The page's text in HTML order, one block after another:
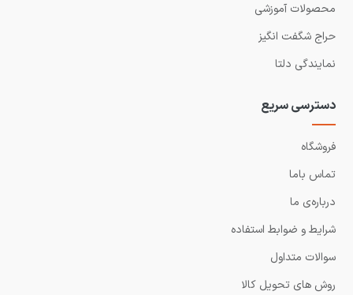
محصولات آموزشی
حراج شگفت انگیز
نمایندگی دلتا
دسترسی سریع
فروشگاه
تماس باما
درباره‌ی ما
شرایط و ضوابط استفاده
سوالات متداول
روش های تحویل کالا